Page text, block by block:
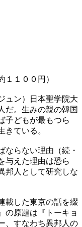
１１００円）
ュン）日本聖学院大
だ。生みの親の韓国
子どもが最もつら
きている。
ならない理由（続・
与えた理由は恐ら
邦人として研究しな
載した東京の話を綴
の原題は『トーキョ
、すなわち異邦人の